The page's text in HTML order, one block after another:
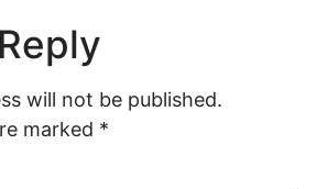
will not be published.
marked *